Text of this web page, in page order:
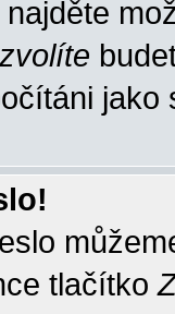
najděte
zvolíte
jako
tlačítko